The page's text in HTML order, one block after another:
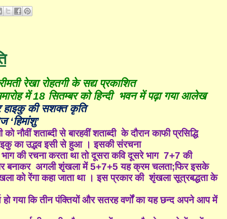
रेखा रोहतगी के सद्य प्रकाशित
में 18 सितम्बर को हिन्दी भवन में पढ़ा गया आलेख
हाइकु की सशक्त कृति
‘हिमांशु’
शताब्दी से बारहवीं शताब्दी के दौरान काफी प्रसिद्धि
का उद्भव इसी से हुआ । इसकी संरचना
की रचना करता था तो दूसरा कवि दूसरे भाग 7+7 की
बनाकर अगली शृंखला में5+7+5 यह क्रम चलता;फिर इसके
को रेंगा कहा जाता था । इस प्रकार की शृंखला सूत्रबद्धता के
गया कि तीन पंक्तियों और सतरह वर्णों का यह छन्द अपने आप में